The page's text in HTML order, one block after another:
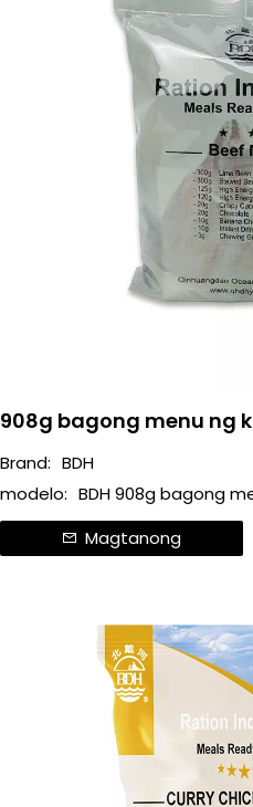
908g bagong menu ng
Brand: BDH
modelo: BDH 908g bagong
Magtanong